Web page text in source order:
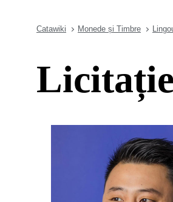
Catawiki Monede și Timbre